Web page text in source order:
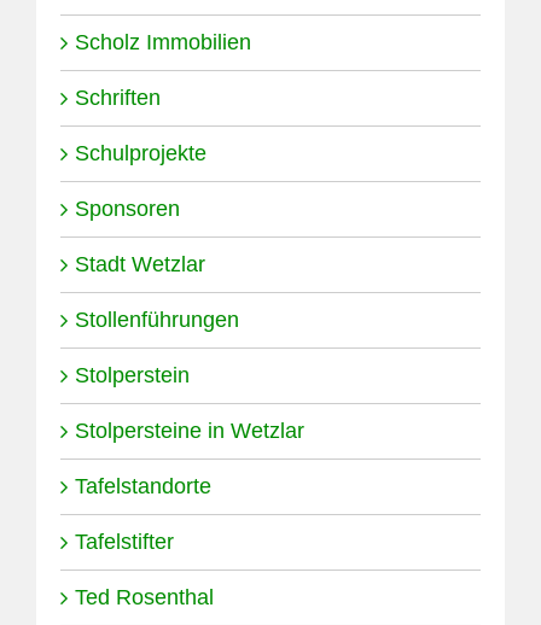
Scholz Immobilien
Schriften
Schulprojekte
Sponsoren
Stadt Wetzlar
Stollenführungen
Stolperstein
Stolpersteine in Wetzlar
Tafelstandorte
Tafelstifter
Ted Rosenthal